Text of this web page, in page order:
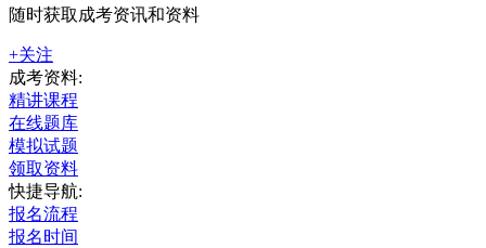
随时获取成考资讯和资料
+关注
成考资料:
精讲课程
在线题库
模拟试题
领取资料
快捷导航:
报名流程
报名时间